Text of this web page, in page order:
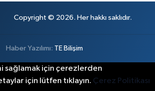
Copyright © 2026. Her hakkı saklıdır.
Haber Yazılımı: TE Bilişim
sağlamak için çerezlerden
için lütfen tıklayın. Çerez Politikası